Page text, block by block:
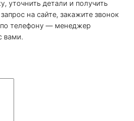
уточнить детали и получить
на сайте, закажите звонок
телефону — менеджер
вами.